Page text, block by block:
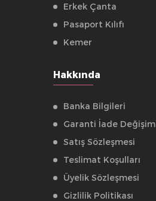
Erkek Çanta
Pasaport Kılıfı
Kemer
Hakkında
Banka Bilgileri
Garanti İade Değişim
Satış Sözleşmesi
Teslimat Koşulları
Üyelik Sözleşmesi
Gizlilik Politikası